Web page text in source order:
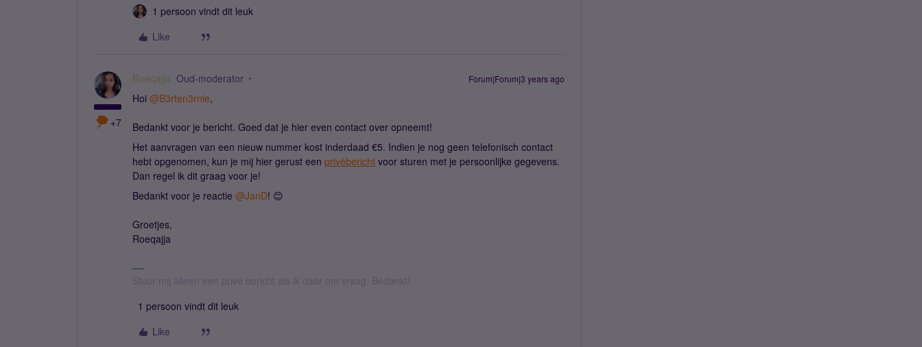
1 persoon vindt dit leuk
Like
+7
Roeqajja Oud-moderator Forum|Forum|3 years ago
Hoi @B3rten3rnie,
Bedankt voor je bericht. Goed dat je hier even contact over opneemt!
Het aanvragen van een nieuw nummer kost inderdaad €5. Indien je nog geen telefonisch contact
hebt opgenomen, kun je mij hier gerust een privébericht voor sturen met je persoonlijke gegevens.
Dan regel ik dit graag voor je!
Bedankt voor je reactie @JanD! 😊
Groetjes,
Roeqajja
Stuur mij alleen een privé bericht als ik daar om vraag. Bedankt!
1 persoon vindt dit leuk
Like